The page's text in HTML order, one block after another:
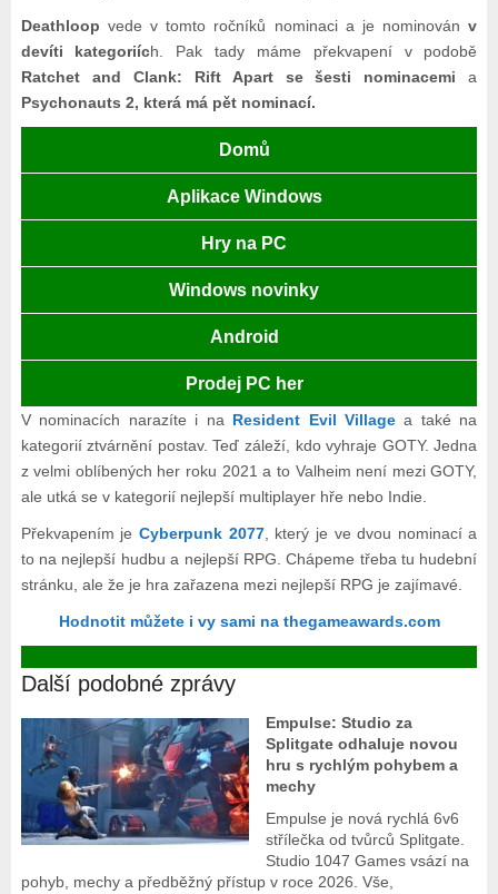
Deathloop vede v tomto ročníků nominaci a je nominovánv
devíti kategoriích. Pak tady máme překvapení v podobě
Ratchet and Clank: Rift Apart se šesti nominacemia
Psychonauts 2, která má pět nominací.
Domů
Aplikace Windows
Hry na PC
Windows novinky
Android
Prodej PC her
V nominacích narazíte i na Resident Evil Village a také na
kategorií ztvárnění postav. Teď záleží, kdo vyhraje GOTY. Jedna
z velmi oblíbených her roku 2021 a to Valheim není mezi GOTY,
ale utká se v kategorií nejlepší multiplayer hře nebo Indie.
Překvapením je Cyberpunk 2077, který je ve dvou nominací a
to na nejlepší hudbu a nejlepší RPG. Chápeme třeba tu hudební
stránku, ale že je hra zařazena mezi nejlepší RPG je zajímavé.
Hodnotit můžete i vy sami na thegameawards.com
Další podobné zprávy
Empulse: Studio za
Splitgate odhaluje novou
hru s rychlým pohybem a
mechy
Empulse je nová rychlá 6v6
střílečka od tvůrců Splitgate.
Studio 1047 Games vsází na
pohyb, mechy a předběžný přístup v roce 2026. Vše,